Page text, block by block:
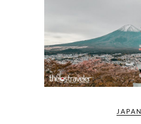
JAPAN